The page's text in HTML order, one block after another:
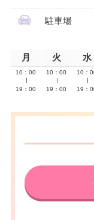
駐車場
月 火 水
10：00
19：00
10：00
19：00
10：
19：